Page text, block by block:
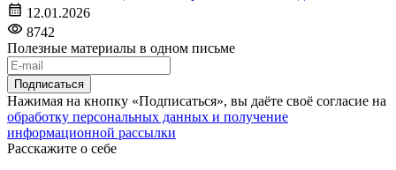
12.01.2026
8742
Полезные материалы в одном письме
Подписаться
Нажимая на кнопку «Подписаться», вы даёте своё согласие на
обработку персональных данных и получение
информационной рассылки
Расскажите о себе